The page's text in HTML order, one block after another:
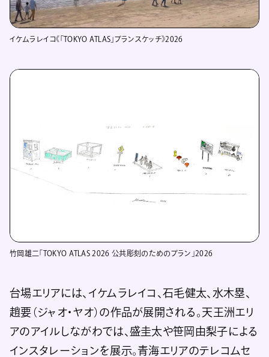
イケムラレイコ《「TOKYO ATLAS」プランスケッチ》2026
竹岡雄二「TOKYO ATLAS 2026 公共彫刻のためのプラン」2026
台場エリアには、イケムラレイコ、石毛健太、水木塁、
趙要（ジャオ・ヤオ）の作品が展開される。天王洲エリ
アのアイルしながわでは、盛圭太や笹岡由梨子による
インスタレーションを展示。青海エリアのテレコムセ